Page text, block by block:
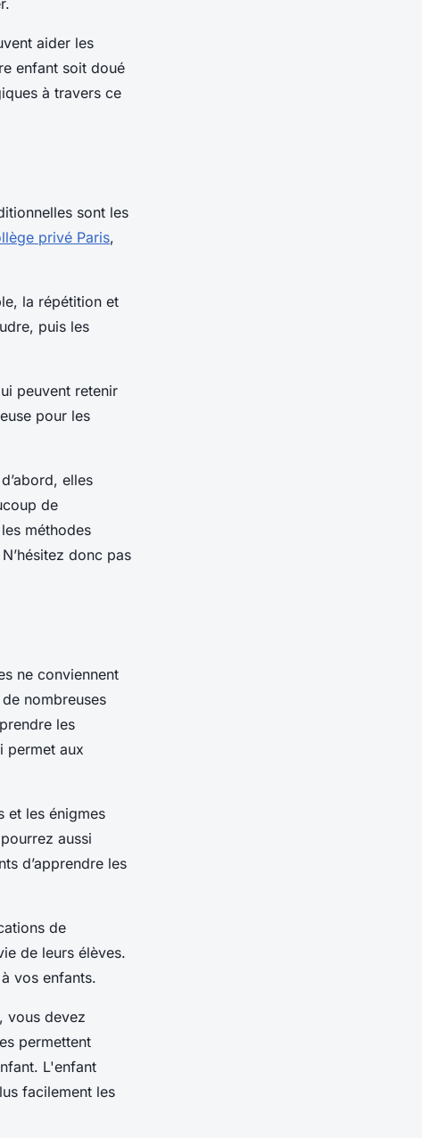
aider les
enfant soit doué
à travers ce
sont les
privé Paris,
la répétition et
puis les
peuvent retenir
pour les
elles
de
méthodes
donc pas
ne conviennent
nombreuses
les
permet aux
et les énigmes
aussi
d’apprendre les
de
de leurs élèves.
vos enfants.
vous devez
permettent
L'enfant
facilement les